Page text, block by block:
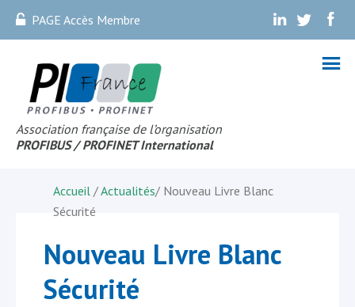
PAGE Accès Membre . . .
Association française de l’organisation
PROFIBUS / PROFINET International
Accueil /Actualités/ Nouveau Livre Blanc
Sécurité
Nouveau Livre Blanc
Sécurité